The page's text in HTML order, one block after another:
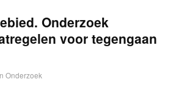
Onderzoek
voor tegengaan
Onderzoek